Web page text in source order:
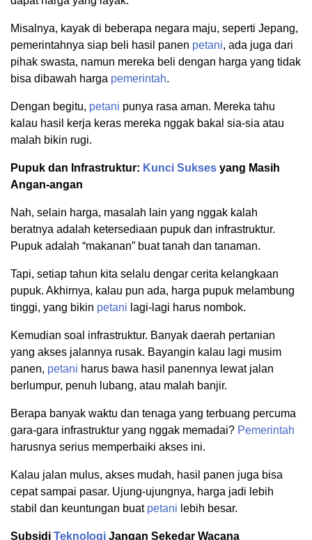
Misalnya, kayak di beberapa negara maju, seperti Jepang,
pemerintahnya siap beli hasil panen petani, ada juga dari
pihak swasta, namun mereka beli dengan harga yang tidak
bisa dibawah harga pemerintah.
Dengan begitu, petani punya rasa aman. Mereka tahu
kalau hasil kerja keras mereka nggak bakal sia-sia atau
malah bikin rugi.
Pupuk dan Infrastruktur: Kunci Sukses yang Masih
Angan-angan
Nah, selain harga, masalah lain yang nggak kalah
beratnya adalah ketersediaan pupuk dan infrastruktur.
Pupuk adalah “makanan” buat tanah dan tanaman.
Tapi, setiap tahun kita selalu dengar cerita kelangkaan
pupuk. Akhirnya, kalau pun ada, harga pupuk melambung
tinggi, yang bikin petani lagi-lagi harus nombok.
Kemudian soal infrastruktur. Banyak daerah pertanian
yang akses jalannya rusak. Bayangin kalau lagi musim
panen, petani harus bawa hasil panennya lewat jalan
berlumpur, penuh lubang, atau malah banjir.
Berapa banyak waktu dan tenaga yang terbuang percuma
gara-gara infrastruktur yang nggak memadai? Pemerintah
harusnya serius memperbaiki akses ini.
Kalau jalan mulus, akses mudah, hasil panen juga bisa
cepat sampai pasar. Ujung-ujungnya, harga jadi lebih
stabil dan keuntungan buat petani lebih besar.
Subsidi Teknologi Jangan Sekedar Wacana